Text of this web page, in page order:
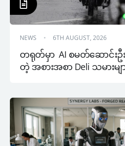
NEWS 6TH AUGUST, 2026
တရုတ်မှာ  AI စမတ်ဆောင်း
တဲ့ အစားအစာ Deli သမားမျ